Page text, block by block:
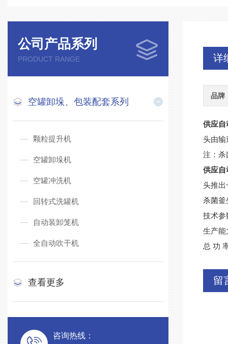
公司产品系列
PRODUCT RANGE
空罐卸垛、包装配套系列
颗粒提升机
空罐卸垛机
空罐冲洗机
回转式洗罐机
自动装卸笼机
全自动吹干机
查看更多
咨询热线：
详
品牌
供应自
头由输
注：杀
供应自
头推出
杀菌釜
技术参
生产能
总 功
留